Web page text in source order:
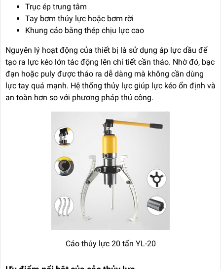
Trục ép trung tâm
Tay bơm thủy lực hoặc bơm rời
Khung cảo bằng thép chịu lực cao
Nguyên lý hoạt động của thiết bị là sử dụng áp lực dầu để
tạo ra lực kéo lớn tác động lên chi tiết cần tháo. Nhờ đó, bạc
đạn hoặc puly được tháo ra dễ dàng mà không cần dùng
lực tay quá mạnh. Hệ thống thủy lực giúp lực kéo ổn định và
an toàn hơn so với phương pháp thủ công.
Cảo thủy lực 20 tấn YL-20